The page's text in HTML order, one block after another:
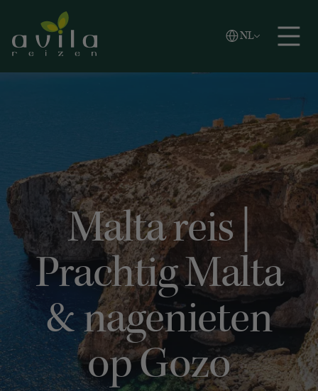
Zoeken
NL
Vlaams
English
Malta reis |
Prachtig Malta
& nagenieten
op Gozo